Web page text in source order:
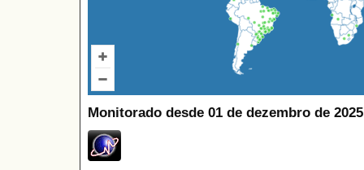
Monitorado desde 01 de dezembro de